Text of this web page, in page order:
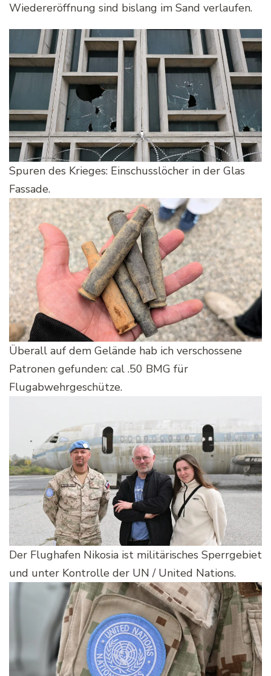
Wiedereröffnung sind bislang im Sand verlaufen.
Spuren des Krieges: Einschusslöcher in der Glas
Fassade.
Überall auf dem Gelände hab ich verschossene
Patronen gefunden: cal .50 BMG für
Flugabwehrgeschütze.
Der Flughafen Nikosia ist militärisches Sperrgebiet
und unter Kontrolle der UN / United Nations.